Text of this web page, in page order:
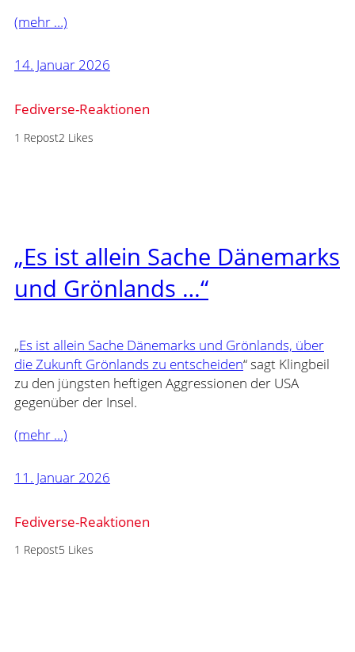
(mehr …)
14. Januar 2026
Fediverse-Reaktionen
1 Repost2 Likes
„Es ist allein Sache Dänemarks
und Grönlands …“
„Es ist allein Sache Dänemarks und Grönlands, über
die Zukunft Grönlands zu entscheiden“ sagt Klingbeil
zu den jüngsten heftigen Aggressionen der USA
gegenüber der Insel.
(mehr …)
11. Januar 2026
Fediverse-Reaktionen
1 Repost5 Likes